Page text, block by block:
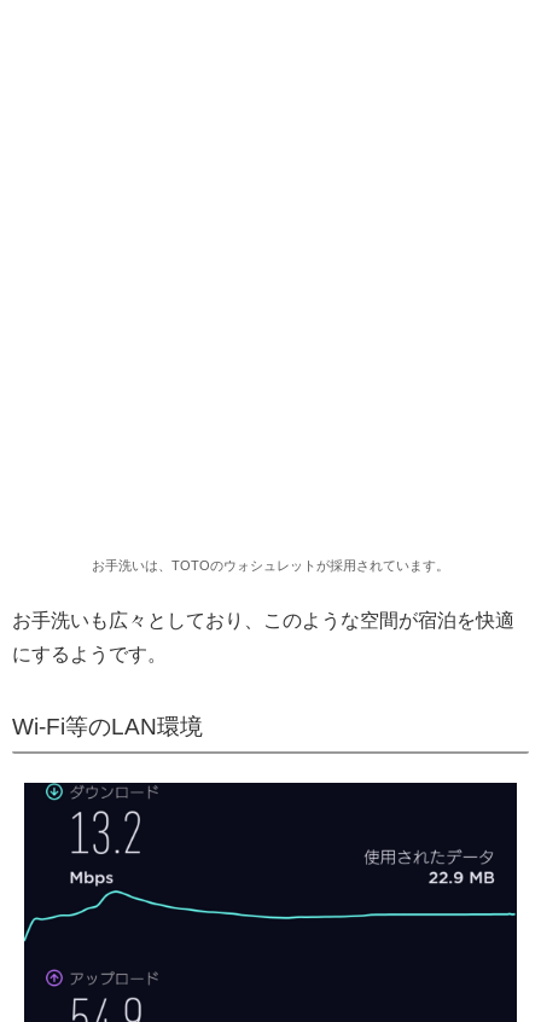
お手洗いは、TOTOのウォシュレットが採用されています。
お手洗いも広々としており、このような空間が宿泊を快適
にするようです。
Wi-Fi等のLAN環境